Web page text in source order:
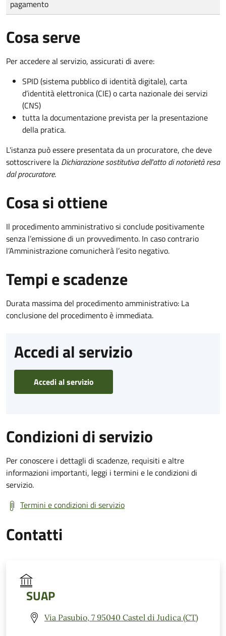
pagamento
Cosa serve
Per accedere al servizio, assicurati di avere:
SPID (sistema pubblico di identità digitale), carta
d’identità elettronica (CIE) o carta nazionale dei servizi
(CNS)
tutta la documentazione prevista per la presentazione
della pratica.
L'istanza può essere presentata da un procuratore, che deve
sottoscrivere la Dichiarazione sostitutiva dell'atto di notorietà resa
dal procuratore.
Cosa si ottiene
Il procedimento amministrativo si conclude positivamente
senza l’emissione di un provvedimento. In caso contrario
l’Amministrazione comunicherà l’esito negativo.
Tempi e scadenze
Durata massima del procedimento amministrativo: La
conclusione del procedimento è immediata.
Accedi al servizio
Accedi al servizio
Condizioni di servizio
Per conoscere i dettagli di scadenze, requisiti e altre
informazioni importanti, leggi i termini e le condizioni di
servizio.
Termini e condizioni di servizio
Contatti
SUAP
Via Pasubio, 7 95040 Castel di Judica (CT)